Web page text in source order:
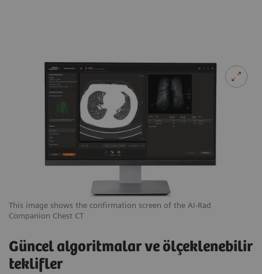
This image shows the confirmation screen of the AI-Rad
Companion Chest CT
Güncel algoritmalar ve ölçeklenebilir
teklifler